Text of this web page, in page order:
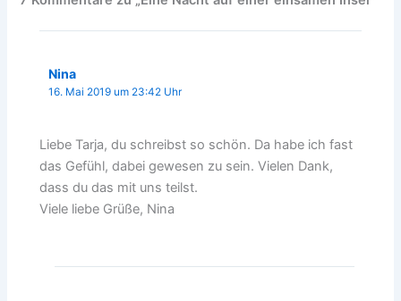
Nina
16. Mai 2019 um 23:42 Uhr
Liebe Tarja, du schreibst so schön. Da habe ich fast
das Gefühl, dabei gewesen zu sein. Vielen Dank,
dass du das mit uns teilst.
Viele liebe Grüße, Nina